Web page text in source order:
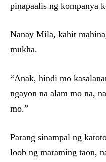
pinapaalis ng kompanya
Nanay Mila, kahit
mukha.
“Anak, hindi mo
ngayon na alam mo na,
mo.”
Parang sinampal ng
loob ng maraming taon,